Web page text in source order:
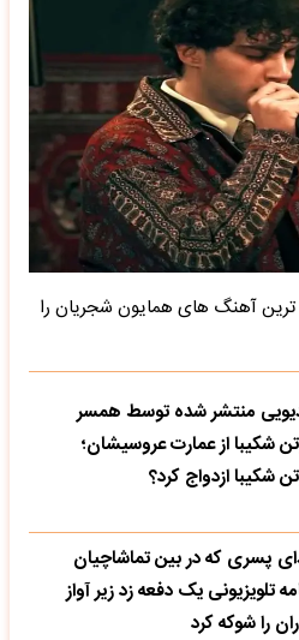
آهنگ های همایون شجریان را
منتشر شده توسط همسر
شکیبا از عمارت عروسیشان؛
شکیبا ازدواج کرد؟
پسری که در بین تماشاچیان
تلویزیونی یک دفعه زد زیر آواز
را شوکه کرد